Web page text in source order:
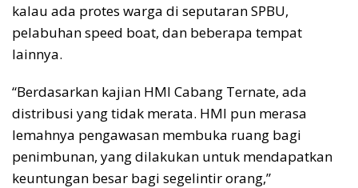
kalau ada protes warga di seputaran SPBU,
pelabuhan speed boat, dan beberapa tempat
lainnya.
“Berdasarkan kajian HMI Cabang Ternate, ada
distribusi yang tidak merata. HMI pun merasa
lemahnya pengawasan membuka ruang bagi
penimbunan, yang dilakukan untuk mendapatkan
keuntungan besar bagi segelintir orang,”